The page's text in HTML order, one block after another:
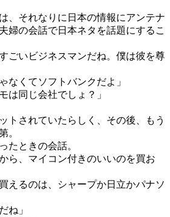
、それなりに日本の情報にアンテナ
婦の会話で日本ネタを話題にするこ
ごいビジネスマンだね。僕は彼を尊
なくてソフトバンクだよ」
は同じ会社でしょ？」
トされていたらしく、その後、もう
。
たときの会話。
ら、マイコン付きのいいのを買お
えるのは、シャープか日立かパナソ
ね」